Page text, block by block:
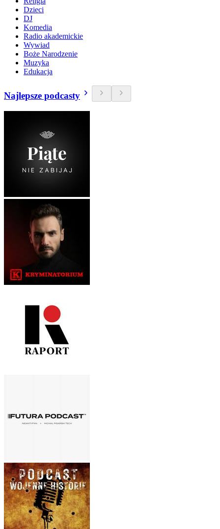
Dzieci
DJ
Komedia
Radio akademickie
Wywiad
Boże Narodzenie
Muzyka
Edukacja
Najlepsze podcasty